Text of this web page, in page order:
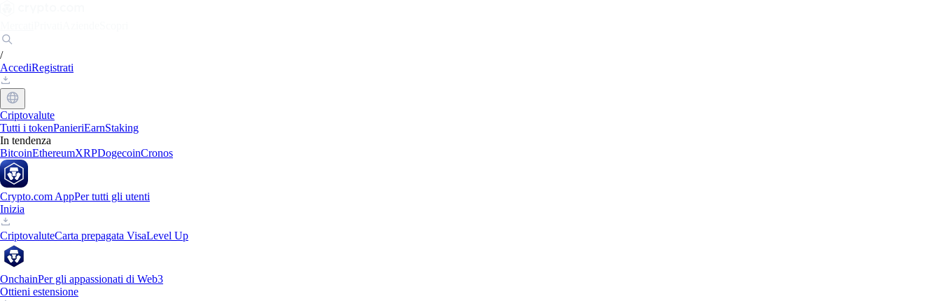
/
AccediRegistrati
Criptovalute
Tutti i tokenPanieriEarnStaking
In tendenza
BitcoinEthereumXRPDogecoinCronos
Crypto.com AppPer tutti gli utenti
Inizia
CriptovaluteCarta prepagata VisaLevel Up
OnchainPer gli appassionati di Web3
Ottieni estensione